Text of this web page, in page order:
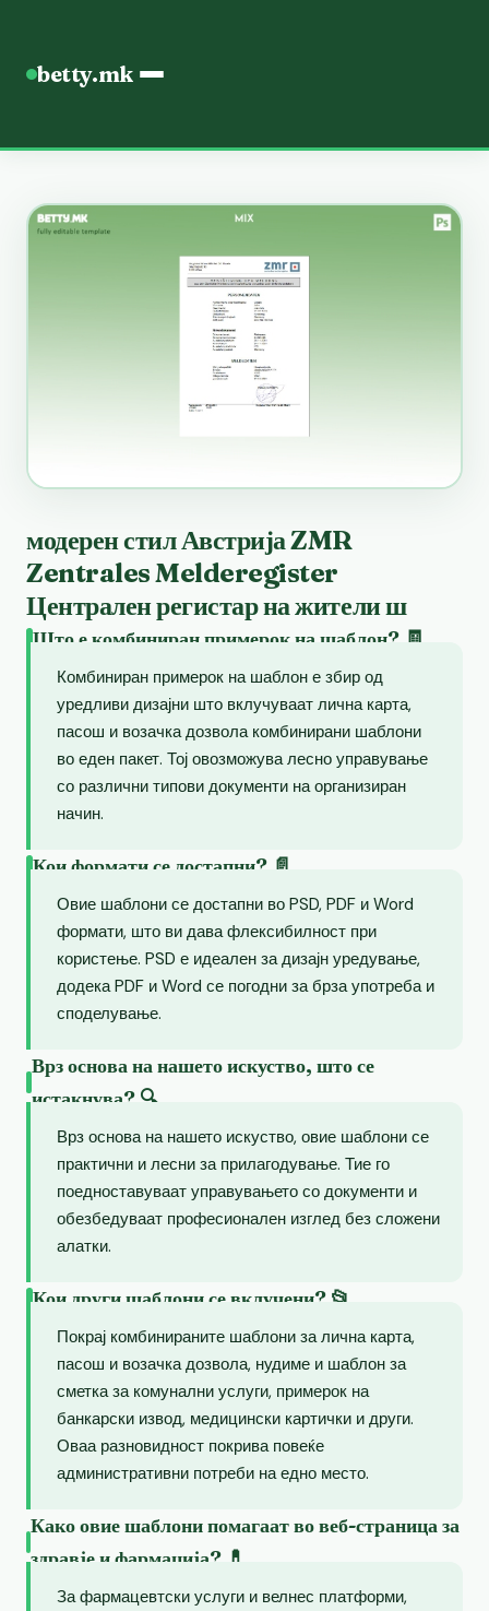
betty.mk
модерен стил Австрија ZMR
Zentrales Melderegister
Централен регистар на жители ш
Што е комбиниран примерок на шаблон? 🧾
Комбиниран примерок на шаблон е збир од
уредливи дизајни што вклучуваат лична карта,
пасош и возачка дозвола комбинирани шаблони
во еден пакет. Тој овозможува лесно управување
со различни типови документи на организиран
начин.
Кои формати се достапни? 📄
Овие шаблони се достапни во PSD, PDF и Word
формати, што ви дава флексибилност при
користење. PSD е идеален за дизајн уредување,
додека PDF и Word се погодни за брза употреба и
споделување.
Врз основа на нашето искуство, што се
истакнува? 🔍
Врз основа на нашето искуство, овие шаблони се
практични и лесни за прилагодување. Тие го
поедноставуваат управувањето со документи и
обезбедуваат професионален изглед без сложени
алатки.
Кои други шаблони се вклучени? 📂
Покрај комбинираните шаблони за лична карта,
пасош и возачка дозвола, нудиме и шаблон за
сметка за комунални услуги, примерок на
банкарски извод, медицински картички и други.
Оваа разновидност покрива повеќе
административни потреби на едно место.
Како овие шаблони помагаат во веб-страница за
здравје и фармација? 💊
За фармацевтски услуги и велнес платформи,